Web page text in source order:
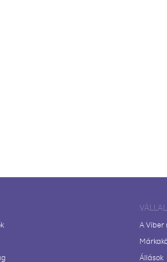
A Viber
Állások